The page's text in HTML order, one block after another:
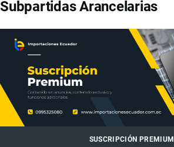
Subpartidas Arancelarias
SUSCRIPCIÓN PREMIUM